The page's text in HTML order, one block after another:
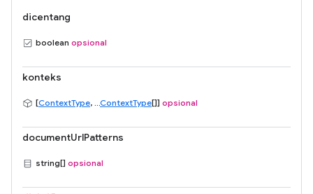
dicentang
boolean opsional
konteks
[ContextType, ...ContextType[]] opsional
documentUrlPatterns
string[] opsional